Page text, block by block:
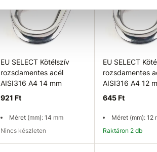
EU SELECT Kötélszív
rozsdamentes acél
AISI316 A4 14 mm
921 Ft
Méret (mm): 14 mm
Nincs készleten
EU SELECT
rozsdamentes
AISI316 A4 12
645 Ft
Méret (mm): 12
Raktáron 2 db